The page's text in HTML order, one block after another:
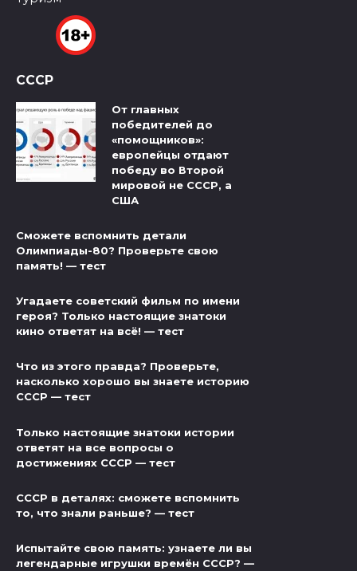
СССР
От главных
победителей до
«помощников»:
европейцы отдают
победу во Второй
мировой не СССР, а
США
Сможете вспомнить детали
Олимпиады-80? Проверьте свою
память! — тест
Угадаете советский фильм по имени
героя? Только настоящие знатоки
кино ответят на всё! — тест
Что из этого правда? Проверьте,
насколько хорошо вы знаете историю
СССР — тест
Только настоящие знатоки истории
ответят на все вопросы о
достижениях СССР — тест
СССР в деталях: сможете вспомнить
то, что знали раньше? — тест
Испытайте свою память: узнаете ли вы
легендарные игрушки времён СССР? —